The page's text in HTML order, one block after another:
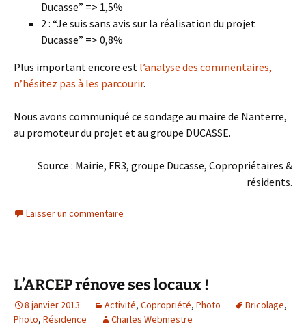
Ducasse” => 1,5%
2 : “Je suis sans avis sur la réalisation du projet
Ducasse” => 0,8%
Plus important encore est l’analyse des commentaires,
n’hésitez pas à les parcourir.
Nous avons communiqué ce sondage au maire de Nanterre,
au promoteur du projet et au groupe DUCASSE.
Source : Mairie, FR3, groupe Ducasse, Copropriétaires &
résidents.
Laisser un commentaire
L’ARCEP rénove ses locaux !
8 janvier 2013 Activité, Copropriété, Photo Bricolage,
Photo, Résidence Charles Webmestre